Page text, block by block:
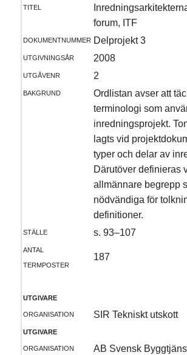
titel
forum, ITF
dokumentnummer Delprojekt 3
utgivningsår
2008
utgåvenr
2
bakgrund
Ordlistan avser att
terminologi som
inredningsprojekt.
lagts vid
typer och delar av
Därutöver definieras
allmännare begrepp
nödvändiga för
definitioner.
ställe
s. 93–107
antal
termposter
187
utgivare
organisation
SIR Tekniskt utskott
utgivare
organisation
AB Svensk